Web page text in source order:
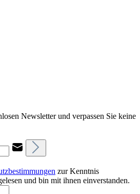
Newsletter und verpassen Sie keine
zur Kenntnis
und bin mit ihnen einverstanden.